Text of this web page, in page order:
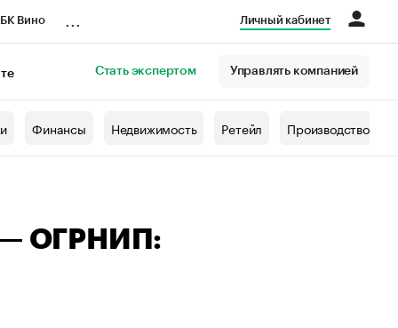
Вино Личный кабинет
Стать экспертом Управлять компанией
Финансы Недвижимость Ретейл Производство
— ОГРНИП: